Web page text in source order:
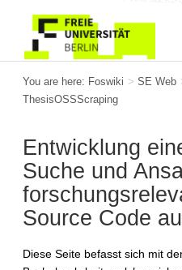
You are here: Foswiki > SE Web
ThesisOSSScraping
Entwicklung
Suche und
Source Code
Diese Seite befasst sich mit